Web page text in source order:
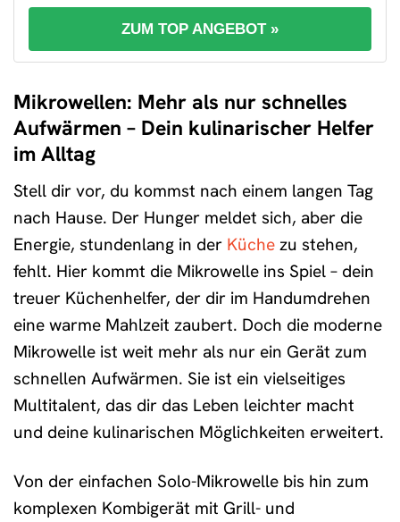
ZUM TOP ANGEBOT »
Mikrowellen: Mehr als nur schnelles
Aufwärmen – Dein kulinarischer Helfer
im Alltag
Stell dir vor, du kommst nach einem langen Tag
nach Hause. Der Hunger meldet sich, aber die
Energie, stundenlang in der Küche zu stehen,
fehlt. Hier kommt die Mikrowelle ins Spiel – dein
treuer Küchenhelfer, der dir im Handumdrehen
eine warme Mahlzeit zaubert. Doch die moderne
Mikrowelle ist weit mehr als nur ein Gerät zum
schnellen Aufwärmen. Sie ist ein vielseitiges
Multitalent, das dir das Leben leichter macht
und deine kulinarischen Möglichkeiten erweitert.
Von der einfachen Solo-Mikrowelle bis hin zum
komplexen Kombigerät mit Grill- und